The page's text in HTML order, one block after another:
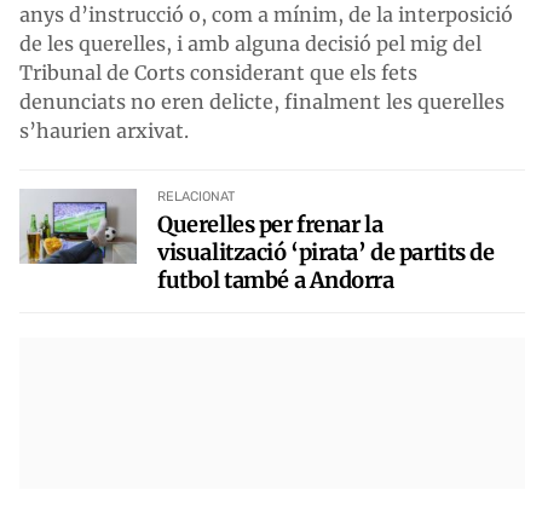
anys d’instrucció o, com a mínim, de la interposició
de les querelles, i amb alguna decisió pel mig del
Tribunal de Corts considerant que els fets
denunciats no eren delicte, finalment les querelles
s’haurien arxivat.
RELACIONAT
Querelles per frenar la
visualització ‘pirata’ de partits de
futbol també a Andorra